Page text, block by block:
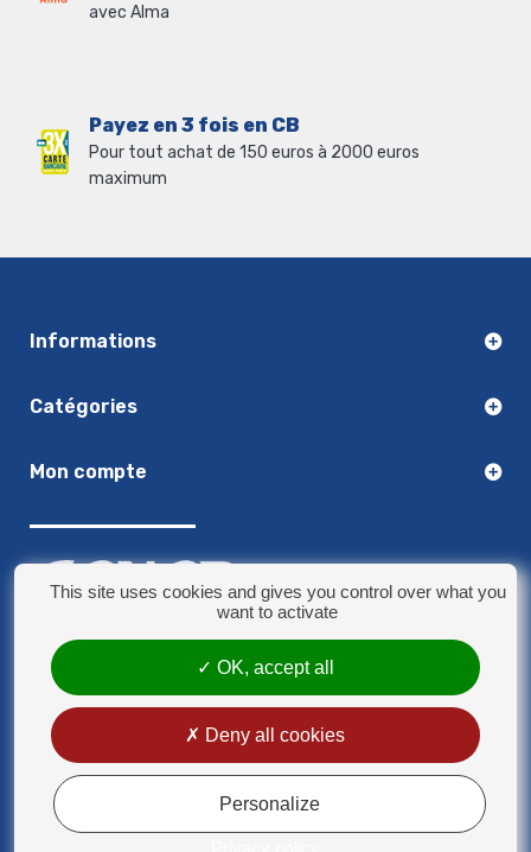
avec Alma
Payez en 3 fois en CB
Pour tout achat de 150 euros à 2000 euros
maximum
Informations
Catégories
Mon compte
8 rue Jules Verne - 59790 Ronchin
contact@sonorplus.com
Mentions légales
Conditions générales de vente
This site uses cookies and gives you control over what you
want to activate
OK, accept all
Deny all cookies
Personalize